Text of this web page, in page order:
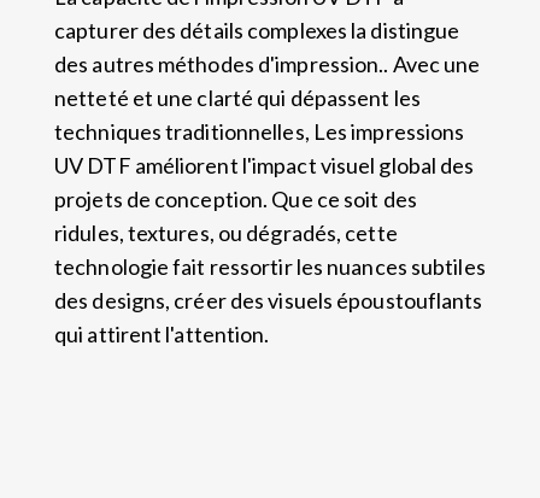
capturer des détails complexes la distingue
des autres méthodes d'impression.. Avec une
netteté et une clarté qui dépassent les
techniques traditionnelles, Les impressions
UV DTF améliorent l'impact visuel global des
projets de conception. Que ce soit des
ridules, textures, ou dégradés, cette
technologie fait ressortir les nuances subtiles
des designs, créer des visuels époustouflants
qui attirent l'attention.